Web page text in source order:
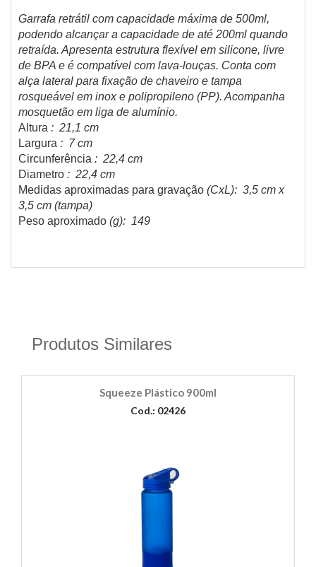
Garrafa retrátil com capacidade máxima de 500ml,
podendo alcançar a capacidade de até 200ml quando
retraída. Apresenta estrutura flexível em silicone, livre
de BPA e é compatível com lava-louças. Conta com
alça lateral para fixação de chaveiro e tampa
rosqueável em inox e polipropileno (PP). Acompanha
mosquetão em liga de alumínio.
Altura : 21,1 cm
Largura : 7 cm
Circunferência : 22,4 cm
Diametro : 22,4 cm
Medidas aproximadas para gravação (CxL): 3,5 cm x
3,5 cm (tampa)
Peso aproximado (g): 149
Produtos Similares
Squeeze Plástico 900ml
Cod.: 02426